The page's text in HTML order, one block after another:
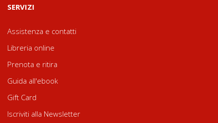
SERVIZI
Assistenza e contatti
Libreria online
Prenota e ritira
Guida all'ebook
Gift Card
Iscriviti alla Newsletter